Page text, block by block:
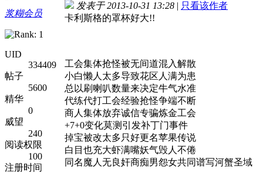
浆糊会员
UID
334409
帖子
5600
精华
0
威望
240
阅读权限
100
注册时间
发表于 2013-10-31 13:28 | 只看该作者
卡利斯格的罩杯好大!!
工会集体抢怪被无间道混入解散
小白懒人太多导致花区人满为患
总以刷喇叭数量来决定牛气水准
代练代打工会经验抢怪争端不断
商人集体放弃诚信专骗炼金工会
+7+0变化莫测引发补丁门事件
掉宝被改太多只好更名苹果传说
白目也充大虾满嘴妖气毁人不倦
同名魔人无良奸商痴男怨女共同谱写河蟹圣域